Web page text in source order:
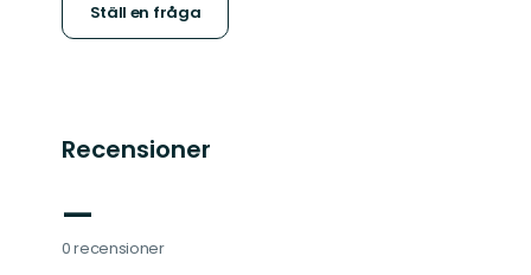
Ställ en fråga
Recensioner
—
0 recensioner